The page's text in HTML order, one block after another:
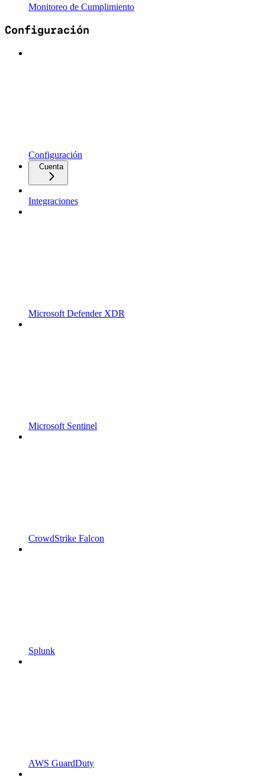
Monitoreo de Cumplimiento
Configuración
Configuración
Cuenta
Integraciones
Microsoft Defender XDR
Microsoft Sentinel
CrowdStrike Falcon
Splunk
AWS GuardDuty